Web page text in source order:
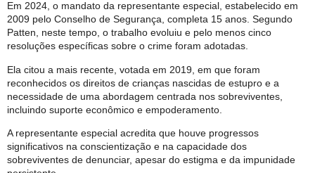
Em 2024, o mandato da representante especial, estabelecido em
2009 pelo Conselho de Segurança, completa 15 anos. Segundo
Patten, neste tempo, o trabalho evoluiu e pelo menos cinco
resoluções específicas sobre o crime foram adotadas.
Ela citou a mais recente, votada em 2019, em que foram
reconhecidos os direitos de crianças nascidas de estupro e a
necessidade de uma abordagem centrada nos sobreviventes,
incluindo suporte econômico e empoderamento.
A representante especial acredita que houve progressos
significativos na conscientização e na capacidade dos
sobreviventes de denunciar, apesar do estigma e da impunidade